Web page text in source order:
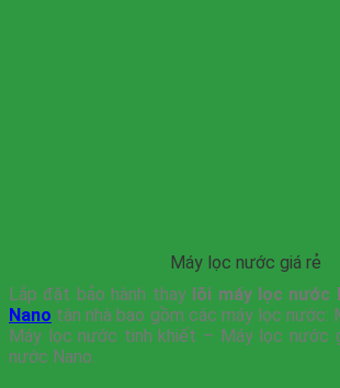
Máy lọc nước giá rẻ
Lắp đặt bảo hành thay lõi máy lọc nước
Nano tận nhà bao gồm các máy lọc nước:
Máy lọc nước tinh khiết – Máy lọc nước
nước Nano.